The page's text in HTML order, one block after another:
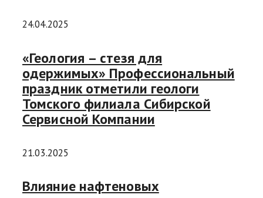
24.04.2025
«Геология – стезя для
одержимых» Профессиональный
праздник отметили геологи
Томского филиала Сибирской
Сервисной Компании
21.03.2025
Влияние нафтеновых